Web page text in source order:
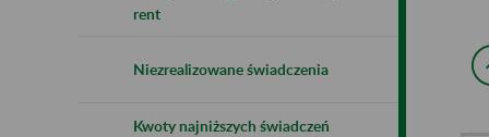
rent
Niezrealizowane świadczenia
Kwoty najniższych świadczeń